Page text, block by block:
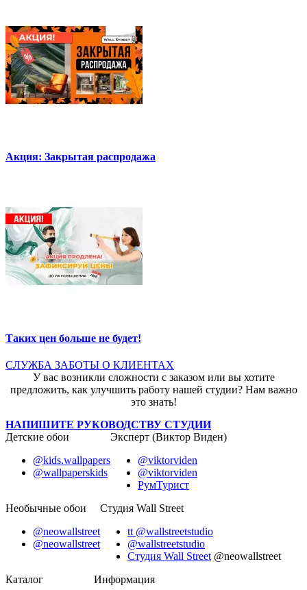
Акция: Закрытая распродажа
Таких цен больше не будет!
СЛУЖБА ЗАБОТЫ О КЛИЕНТАХ
У вас возникли сложности с заказом или вы хотите
предложить, как улучшить работу нашей студии? Нам важно
это знать!
НАПИШИТЕ РУКОВОДСТВУ СТУДИИ
Детские обои
@kids.wallpapers
@wallpaperskids
Эксперт (Виктор Виден)
@viktorviden
@viktorviden
РумТурист
Необычные обои
@neowallstreet
@neowallstreet
Студия Wall Street
tt @wallstreetstudio
@wallstreetstudio
Студия Wall Street @neowallstreet
Каталог
Информация